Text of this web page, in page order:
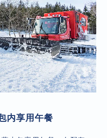
内享用午餐